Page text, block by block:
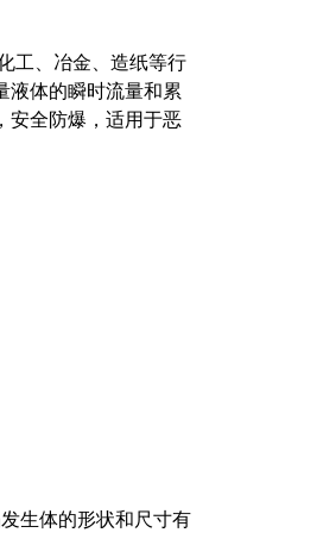
工、冶金、造纸等行
液体的瞬时流量和累
安全防爆，适用于恶
生体的形状和尺寸有